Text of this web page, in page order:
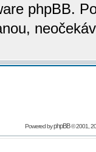
phpBB.
Powered byphpBB© 2001,